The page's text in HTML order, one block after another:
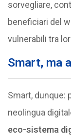
sorvegliare,
beneficiari del
vulnerabili tra
Smart, ma
Smart, dunque:
neolingua
eco-sistema